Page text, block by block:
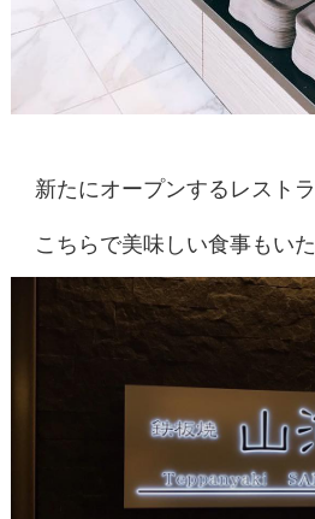
新たにオープンするレストラ
こちらで美味しい食事もい